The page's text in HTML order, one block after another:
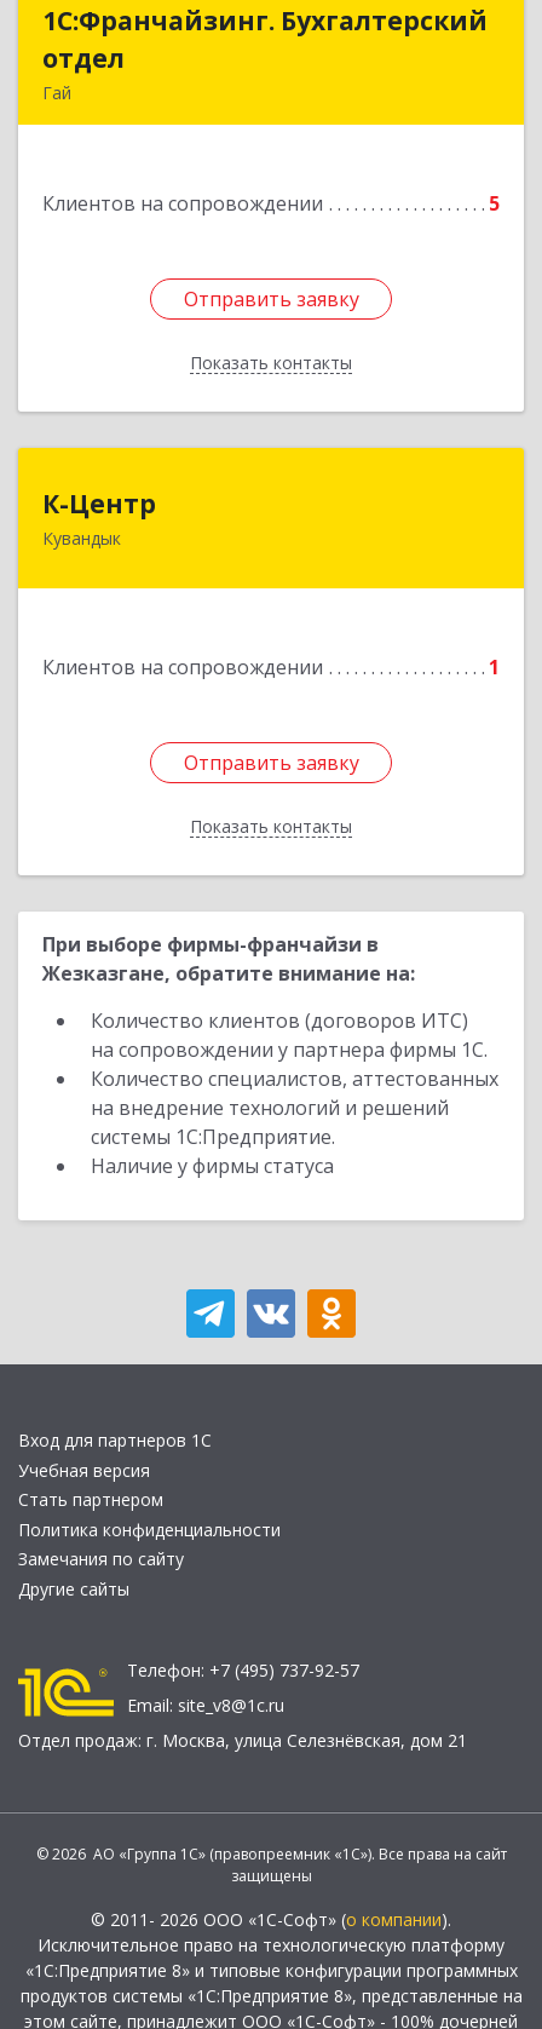
1С:Франчайзинг. Бухгалтерский
отдел
Гай
Клиентов на сопровождении 5
Отправить заявку
Показать контакты
1С:Франчайзинг. Бухгалтерский
Подробнее
Отправить заявку
Назад
К-Центр
Кувандык
Клиентов на сопровождении 1
Отправить заявку
Показать контакты
462243, Оренбургская обл, Кувандыкский р-н,
Отправить заявку
Назад
При выборе фирмы-франчайзи в
Жезказгане, обратите внимание на:
Количество клиентов (договоров ИТС)
на сопровождении у партнера фирмы 1С.
Количество специалистов, аттестованных
на внедрение технологий и решений
системы 1С:Предприятие.
Наличие у фирмы статуса
Вход для партнеров 1С
Учебная версия
Стать партнером
Политика конфиденциальности
Замечания по сайту
Другие сайты
Телефон: +7 (495) 737-92-57
Email: site_v8@1c.ru
Отдел продаж: г. Москва, улица Селезнёвская, дом 21
© 2026 АО «Группа 1С» (правопреемник «1С»). Все права на сайт
защищены
© 2011- 2026 ООО «1С-Софт» (о компании).
Исключительное право на технологическую платформу
«1С:Предприятие 8» и типовые конфигурации программных
продуктов системы «1С:Предприятие 8», представленные на
этом сайте, принадлежит ООО «1С-Софт» - 100% дочерней